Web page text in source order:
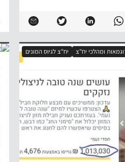
ומהלכי יח"צ יח"צ לגיוס המונים